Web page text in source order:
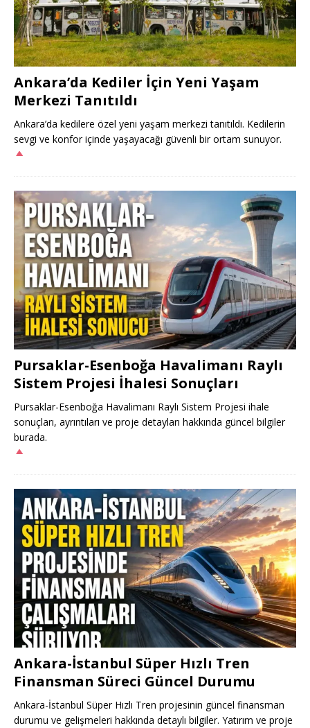
Ankara’da Kediler İçin Yeni Yaşam
Merkezi Tanıtıldı
Ankara’da kedilere özel yeni yaşam merkezi tanıtıldı. Kedilerin
sevgi ve konfor içinde yaşayacağı güvenli bir ortam sunuyor.
Pursaklar-Esenboğa Havalimanı Raylı
Sistem Projesi İhalesi Sonuçları
Pursaklar-Esenboğa Havalimanı Raylı Sistem Projesi ihale
sonuçları, ayrıntıları ve proje detayları hakkında güncel bilgiler
burada.
Ankara-İstanbul Süper Hızlı Tren
Finansman Süreci Güncel Durumu
Ankara-İstanbul Süper Hızlı Tren projesinin güncel finansman
durumu ve gelişmeleri hakkında detaylı bilgiler. Yatırım ve proje